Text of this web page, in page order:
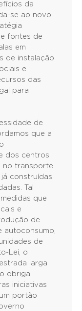
da
se ao novo
fontes de
em
de instalação
e
das
para
de
que a
dos centros
no transporte
construídas
Tal
que
e
de
autoconsumo,
de
Lei, o
larga
obriga
iniciativas
portão